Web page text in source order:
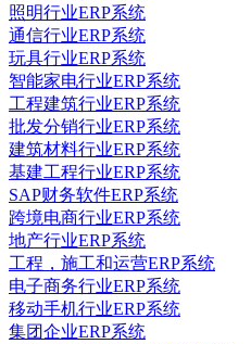
照明行业ERP系统
通信行业ERP系统
玩具行业ERP系统
智能家电行业ERP系统
工程建筑行业ERP系统
批发分销行业ERP系统
建筑材料行业ERP系统
基建工程行业ERP系统
SAP财务软件ERP系统
跨境电商行业ERP系统
地产行业ERP系统
工程，施工和运营ERP系统
电子商务行业ERP系统
移动手机行业ERP系统
集团企业ERP系统